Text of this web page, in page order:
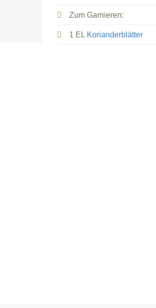
Zum Garnieren:
1 EL Korianderblätter